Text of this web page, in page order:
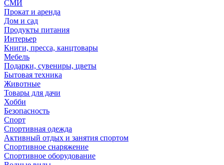
СМИ
Прокат и аренда
Дом и сад
Продукты питания
Интерьер
Книги, пресса, канцтовары
Мебель
Подарки, сувениры, цветы
Бытовая техника
Животные
Товары для дачи
Хобби
Безопасность
Спорт
Спортивная одежда
Активный отдых и занятия спортом
Спортивное снаряжение
Спортивное оборудование